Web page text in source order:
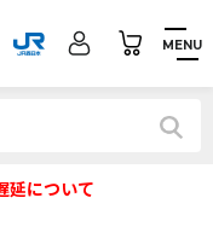
MENU
延について